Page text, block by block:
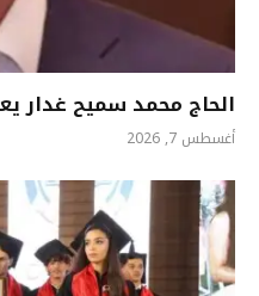
الحاج محمد سميح غدار
أغسطس 7, 2026